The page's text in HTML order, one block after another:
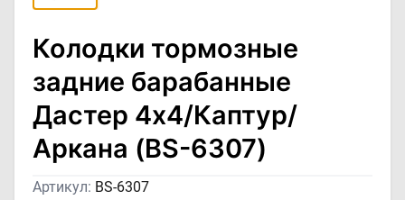
Колодки тормозные
задние барабанные
Дастер 4x4/Каптур/
Аркана (BS-6307)
Артикул: BS-6307